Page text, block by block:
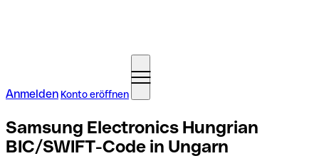
Anmelden Konto eröffnen
Samsung Electronics Hungrian
BIC/SWIFT-Code in Ungarn